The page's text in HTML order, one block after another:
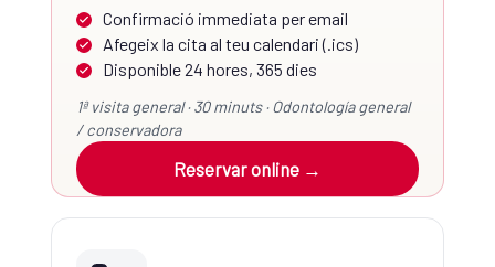
Confirmació immediata per email
Afegeix la cita al teu calendari (.ics)
Disponible 24 hores, 365 dies
1ª visita general · 30 minuts · Odontología general
/ conservadora
Reservar online →